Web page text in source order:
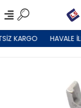
KARGO HAVALE